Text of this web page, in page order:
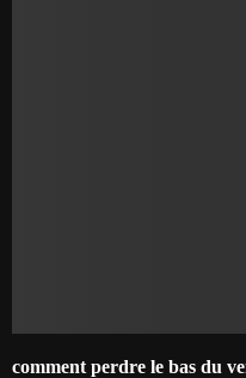
comment perdre le bas du